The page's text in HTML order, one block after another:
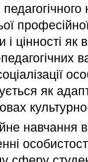
і цінності
як
навчання